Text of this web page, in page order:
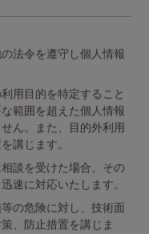
法令を遵守し個人情報
用目的を特定すること
範囲を超えた個人情報
ん。また、目的外利用
講じます。
談を受けた場合、その
速に対応いたします。
の危険に対し、技術面
、防止措置を講じま